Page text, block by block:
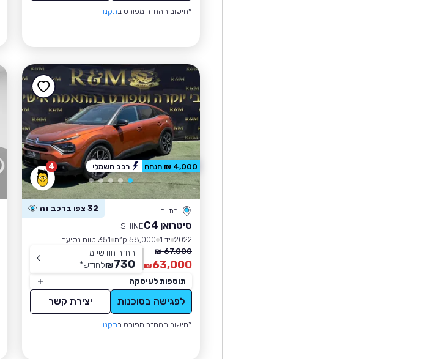
*חישוב ההחזר מפורט בתקנון
4
בת ים 32 צפו ברכב זה
סיטרואן C4
SHINE
2022 יד 1 58,000 ק״מ
351 טווח נסיעה
67,000 ₪
63,000
₪
החזר חודשי מ-
730
₪לחודש*
תוספות לעיסקה
לפגישה בסוכנות יצירת קשר
*חישוב ההחזר מפורט בתקנון
4,000 ₪ הנחה רכב חשמלי